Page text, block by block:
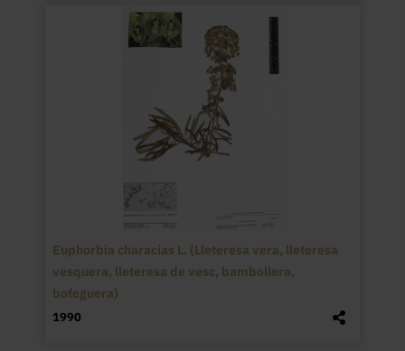
Euphorbia characias L. (Lleteresa vera, lleteresa
vesquera, lleteresa de vesc, bambollera,
bofeguera)
1990